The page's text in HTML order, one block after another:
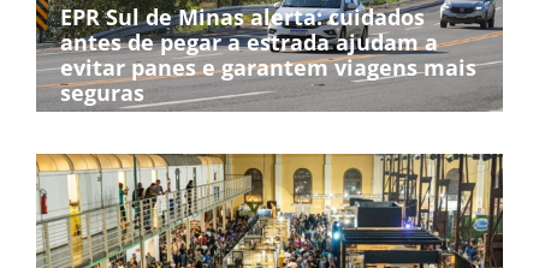
EPR Sul de Minas alerta: cuidados
antes de pegar a estrada ajudam a
evitar panes e garantem viagens mais
seguras